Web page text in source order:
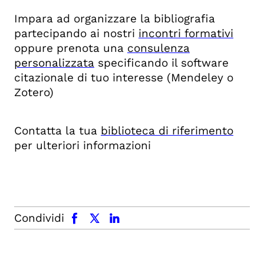
Impara ad organizzare la bibliografia
partecipando ai nostri incontri formativi
oppure prenota una consulenza
personalizzata specificando il software
citazionale di tuo interesse (Mendeley o
Zotero)
Contatta la tua biblioteca di riferimento
per ulteriori informazioni
Condividi
facebook x.com linkedin